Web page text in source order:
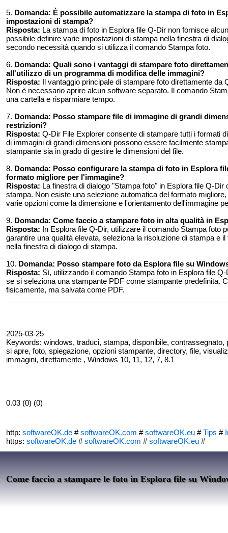
5. Domanda: È possibile automatizzare la stampa di foto in
impostazioni di stampa?
Risposta: La stampa di foto in Esplora file Q-Dir non fornisce
possibile definire varie impostazioni di stampa nella finestra di
secondo necessità quando si utilizza il comando Stampa foto.
6. Domanda: Quali sono i vantaggi di stampare foto
all'utilizzo di un programma di modifica delle immagini?
Risposta: Il vantaggio principale di stampare foto direttamente
Non è necessario aprire alcun software separato. Il comando
una cartella e risparmiare tempo.
7. Domanda: Posso stampare file di immagine di grandi
restrizioni?
Risposta: Q-Dir File Explorer consente di stampare tutti i formati
di immagini di grandi dimensioni possono essere facilmente
stampante sia in grado di gestire le dimensioni del file.
8. Domanda: Posso configurare la stampa di foto in Esplora
formato migliore per l'immagine?
Risposta: La finestra di dialogo "Stampa foto" in Esplora file Q-
stampa. Non esiste una selezione automatica del formato
varie opzioni come la dimensione e l'orientamento dell'immagine
9. Domanda: Come faccio a stampare foto in alta qualità in
Risposta: In Esplora file Q-Dir, utilizzare il comando Stampa foto
garantire una qualità elevata, seleziona la risoluzione di stampa e
nella finestra di dialogo di stampa.
10. Domanda: Posso stampare foto da Esplora file su
Risposta: Sì, utilizzando il comando Stampa foto in Esplora file
se si seleziona una stampante PDF come stampante predefinita.
fisicamente, ma salvata come PDF.
2025-03-25
Keywords: windows, traduci, stampa, disponibile,
si apre, foto, spiegazione, opzioni stampante, directory, file,
immagini, direttamente , Windows 10, 11, 12, 7, 8.1
0.03 (0) (0)
http: softwareOK.de #softwareOK.com #softwareOK.eu #Tips #
https: softwareOK.de #softwareOK.com #softwareOK.eu #
Come faccio a stampare le foto in Esplora file su